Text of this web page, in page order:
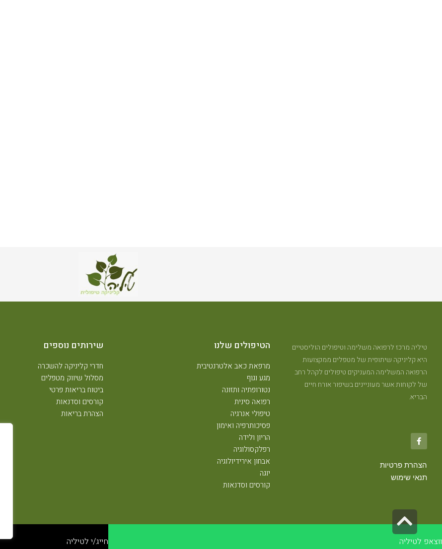
טיליה מרכז לרפואה משלימה וטיפולים הוליסטיים
היא קליניקה שיתופית של מטפלים ממקצועות
הרפואה המשלימה המעניקים טיפולים לקהל רחב
של לקוחות אשר מעוניינים בשיפור אורח חיים
הבריא.
הצהרת פרטיות
תנאי שימוש
הטיפולים שלנו
מרפאת כאב אלטרנטיבית
מגע וגוף
נטורופתיה ותזונה
רפואה סינית
טיפולי אנרגיה
פסיכותרפיה ואימון
הריון ולידה
רפלקסולוגיה
אבחון אירידיולוגיה
יוגה
קורסים וסדנאות
חייג/י לטיליה ווצאפ לטיליה
שירותים נוספים
חדרי קליניקה להשכרה
מסלול שיווק מטפלים
ביטוח בריאות פרטי
קורסים וסדנאות
הצהרת בריאות
גלילה
לראש